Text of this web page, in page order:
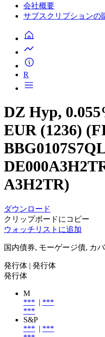
会社概要
サブスクリプションの
R
DZ Hyp,
EUR (1236)
A3H2TR)
ダウンロード
クリップボードにコピー
ウォッチリストに追加
国内債券, モーゲージ債, カバ
発行体 | 発行体
発行体
M
*** | ***
***
S&P
*** | ***